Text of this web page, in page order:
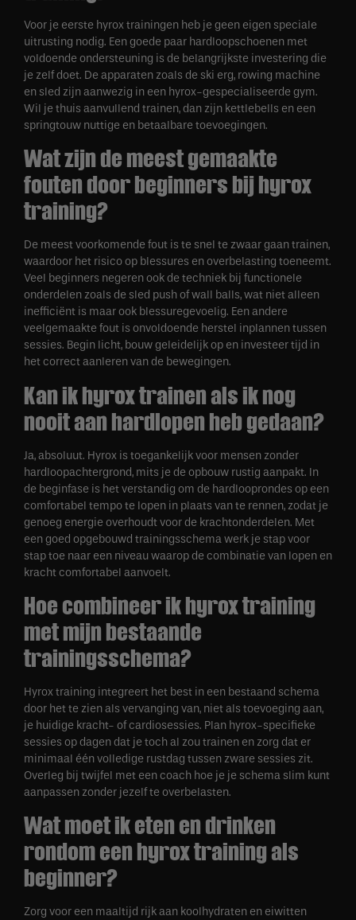
Voor je eerste hyrox trainingen heb je geen eigen speciale
uitrusting nodig. Een goede paar hardloopschoenen met
voldoende ondersteuning is de belangrijkste investering die
je zelf doet. De apparaten zoals de ski erg, rowing machine
en sled zijn aanwezig in een hyrox-gespecialiseerde gym.
Wil je thuis aanvullend trainen, dan zijn kettlebells en een
springtouw nuttige en betaalbare toevoegingen.
Wat zijn de meest gemaakte
fouten door beginners bij hyrox
training?
De meest voorkomende fout is te snel te zwaar gaan trainen,
waardoor het risico op blessures en overbelasting toeneemt.
Veel beginners negeren ook de techniek bij functionele
onderdelen zoals de sled push of wall balls, wat niet alleen
inefficiënt is maar ook blessuregevoelig. Een andere
veelgemaakte fout is onvoldoende herstel inplannen tussen
sessies. Begin licht, bouw geleidelijk op en investeer tijd in
het correct aanleren van de bewegingen.
Kan ik hyrox trainen als ik nog
nooit aan hardlopen heb gedaan?
Ja, absoluut. Hyrox is toegankelijk voor mensen zonder
hardloopachtergrond, mits je de opbouw rustig aanpakt. In
de beginfase is het verstandig om de hardlooprondes op een
comfortabel tempo te lopen in plaats van te rennen, zodat je
genoeg energie overhoudt voor de krachtonderdelen. Met
een goed opgebouwd trainingsschema werk je stap voor
stap toe naar een niveau waarop de combinatie van lopen en
kracht comfortabel aanvoelt.
Hoe combineer ik hyrox training
met mijn bestaande
trainingsschema?
Hyrox training integreert het best in een bestaand schema
door het te zien als vervanging van, niet als toevoeging aan,
je huidige kracht- of cardiosessies. Plan hyrox-specifieke
sessies op dagen dat je toch al zou trainen en zorg dat er
minimaal één volledige rustdag tussen zware sessies zit.
Overleg bij twijfel met een coach hoe je je schema slim kunt
aanpassen zonder jezelf te overbelasten.
Wat moet ik eten en drinken
rondom een hyrox training als
beginner?
Zorg voor een maaltijd rijk aan koolhydraten en eiwitten